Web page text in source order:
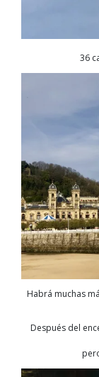
36
Habrá muchas
Después del